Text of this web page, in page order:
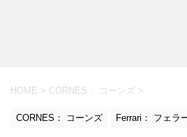
HOME > CORNES： コーンズ >
CORNES： コーンズ Ferrari： フェラ